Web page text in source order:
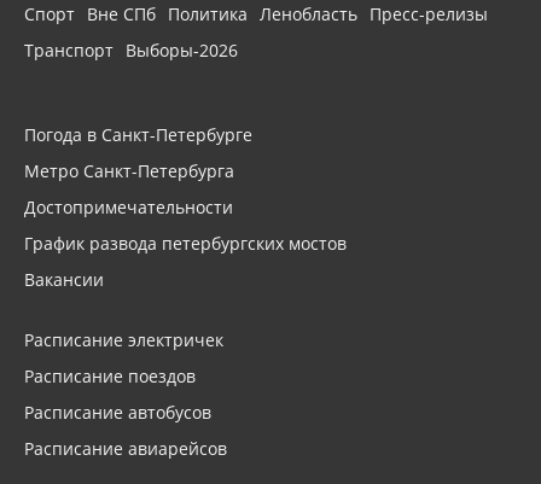
Спорт Вне СПб Политика Ленобласть Пресс-релизы
Транспорт Выборы-2026
Погода в Санкт-Петербурге
Метро Санкт-Петербурга
Достопримечательности
График развода петербургских мостов
Вакансии
Расписание электричек
Расписание поездов
Расписание автобусов
Расписание авиарейсов